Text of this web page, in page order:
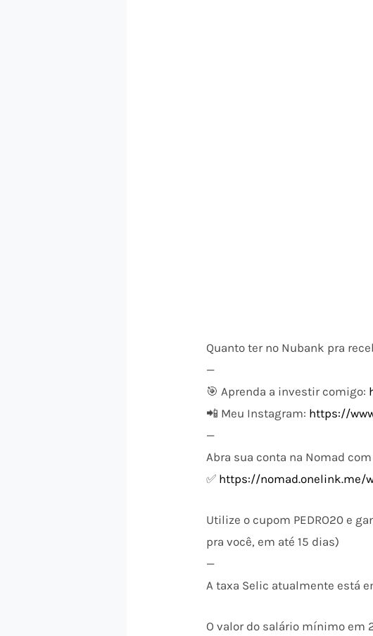
Quanto ter no Nubank pra
—
🎯 Aprenda a investir comigo:
📲 Meu Instagram: https://
—
Abra sua conta na Nomad
✅ https://nomad.onelink.me/
Utilize o cupom PEDRO20 e
pra você, em até 15 dias)
—
A taxa Selic atualmente está
O valor do salário mínimo em